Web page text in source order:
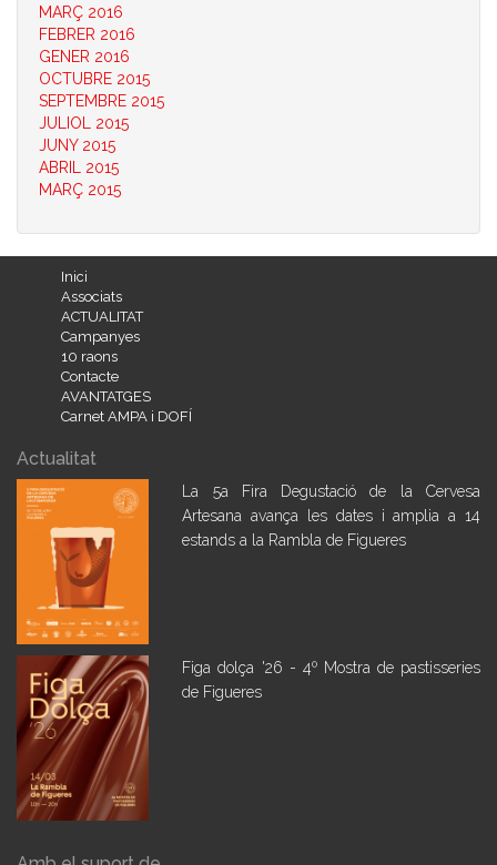
MARÇ 2016
FEBRER 2016
GENER 2016
OCTUBRE 2015
SEPTEMBRE 2015
JULIOL 2015
JUNY 2015
ABRIL 2015
MARÇ 2015
Inici
Associats
ACTUALITAT
Campanyes
10 raons
Contacte
AVANTATGES
Carnet AMPA i DOFÍ
Actualitat
La 5a Fira Degustació de la Cervesa
Artesana avança les dates i amplia a 14
estands a la Rambla de Figueres
Figa dolça '26 - 4º Mostra de pastisseries
de Figueres